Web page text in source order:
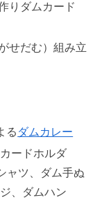
りダムカード
せだむ）組み立
る ダムカレー
ードホルダ
ャツ、ダム手ぬ
、ダムハン